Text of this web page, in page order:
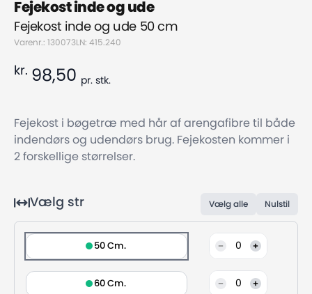
Fejekost inde og ude
Fejekost inde og ude 50 cm
Varenr.: 130073LN: 415.240
kr. 98,50 pr. stk.
Fejekost i bøgetræ med hår af arengafibre til både
indendørs og udendørs brug. Fejekosten kommer i
2 forskellige størrelser.
Vælg str Vælg alle Nulstil
50 Cm. 0
60 Cm. 0